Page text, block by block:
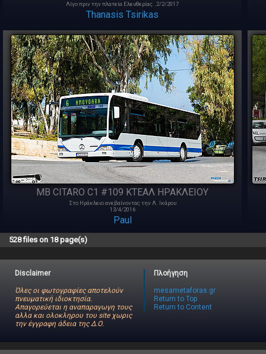
Λίγο πριν την πλατεία Ελευθερίας..2/2/2017
Thanasis Tsirikas
MB CITARO C1 #109 ΚΤΕΑΛ ΗΡΑΚΛΕΙΟΥ
Στο Ηράκλειο ανεβαίνοντας την Λ. Ικάρου
13/4/2016
Paul
528 files on 18 page(s)
Disclaimer
Όλες οι φωτογραφίες αποτελούν
πνευματική ιδιοκτησία.
Απαγορεύεται η αναπαραγωγη τους
αλλα και ολοκληρου του site χωρις
την έγγραφη άδεια της Δ.Ο.
Πλοήγηση
mesametaforas.gr
Return to Top
Return to Content